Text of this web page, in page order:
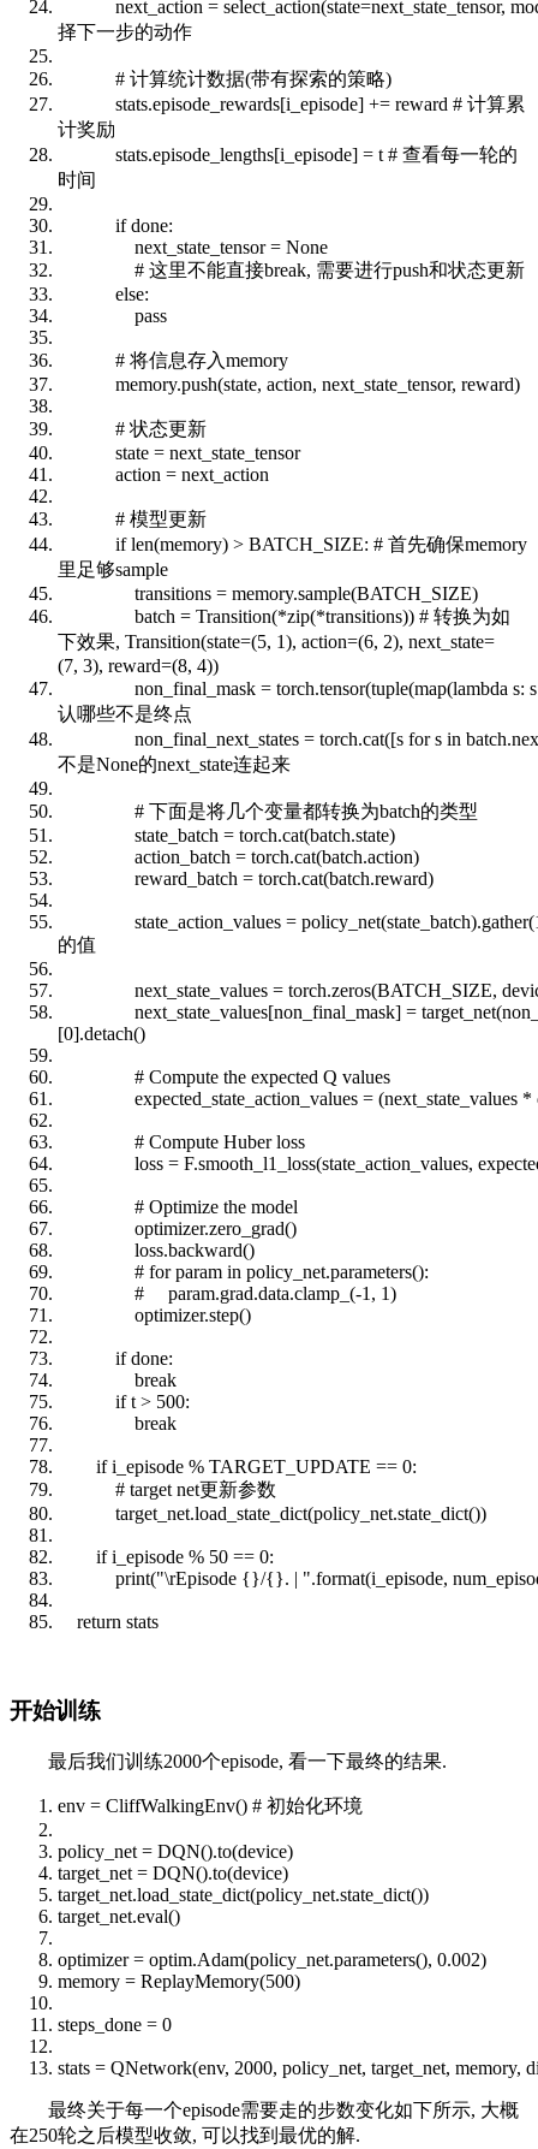
next_action = select_action(state=next_state_tensor,
择下一步的动作
# 计算统计数据(带有探索的策略)
stats.episode_rewards[i_episode] += reward # 计算累
计奖励
stats.episode_lengths[i_episode] = t # 查看每一轮的
时间
ifdone:
next_state_tensor = None
# 这里不能直接break, 需要进行push和状态更新
else:
pass
# 将信息存入memory
memory.push(state, action, next_state_tensor, reward)
# 状态更新
state = next_state_tensor
action = next_action
# 模型更新
if len(memory) > BATCH_SIZE: # 首先确保memory
里足够sample
transitions = memory.sample(BATCH_SIZE)
batch = Transition(*zip(*transitions)) # 转换为如
下效果, Transition(state=(5, 1), action=(6, 2), next_state=
(7, 3), reward=(8, 4))
non_final_mask = torch.tensor(tuple(map(lambda s:
认哪些不是终点
non_final_next_states = torch.cat([s fors in
不是None的next_state连起来
# 下面是将几个变量都转换为batch的类型
state_batch = torch.cat(batch.state)
action_batch = torch.cat(batch.action)
reward_batch = torch.cat(batch.reward)
state_action_values =
的值
next_state_values = torch.zeros(BATCH_SIZE,
next_state_values[non_final_mask] =
[0].detach()
# Compute the expected Q values
expected_state_action_values = (next_state_values *
# Compute Huber loss
loss = F.smooth_l1_loss(state_action_values,
# Optimize the model
optimizer.zero_grad()
loss.backward()
# for param in policy_net.parameters():
# param.grad.data.clamp_(-1, 1)
optimizer.step()
ifdone:
break
ift > 500:
break
ifi_episode % TARGET_UPDATE == 0:
# target net更新参数
target_net.load_state_dict(policy_net.state_dict())
ifi_episode % 50 == 0:
print("\rEpisode {}/{}. | ".format(i_episode,
return stats
开始训练
最后我们训练2000个episode, 看一下最终的结果.
env = CliffWalkingEnv() # 初始化环境
policy_net = DQN().to(device)
target_net = DQN().to(device)
target_net.load_state_dict(policy_net.state_dict())
target_net.eval()
optimizer = optim.Adam(policy_net.parameters(), 0.002)
memory = ReplayMemory(500)
steps_done = 0
stats = QNetwork(env, 2000, policy_net, target_net, memory,
最终关于每一个episode需要走的步数变化如下所示, 大概
在250轮之后模型收敛, 可以找到最优的解.